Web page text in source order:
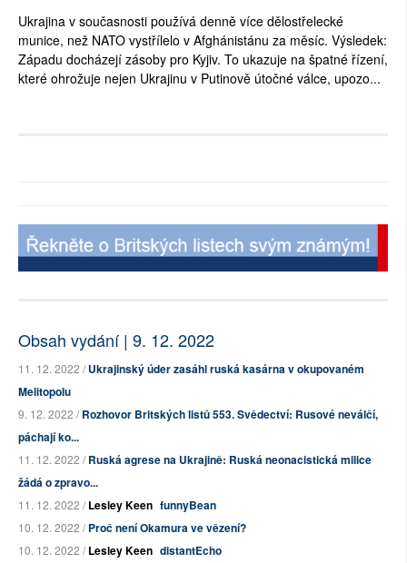
Ukrajina v současnosti používá denně více dělostřelecké
munice, než NATO vystřílelo v Afghánistánu za měsíc. Výsledek:
Západu docházejí zásoby pro Kyjiv. To ukazuje na špatné řízení,
které ohrožuje nejen Ukrajinu v Putinově útočné válce, upozo...
Obsah vydání | 9. 12. 2022
11. 12. 2022 /Ukrajinský úder zasáhl ruská kasárna v okupovaném
Melitopolu
9. 12. 2022 /Rozhovor Britských listů 553. Svědectví: Rusové neválčí,
páchají ko...
11. 12. 2022 /Ruská agrese na Ukrajině: Ruská neonacistická milice
žádá o zpravo...
11. 12. 2022 /Lesley Keen funnyBean
10. 12. 2022 /Proč není Okamura ve vězení?
10. 12. 2022 /Lesley Keen distantEcho